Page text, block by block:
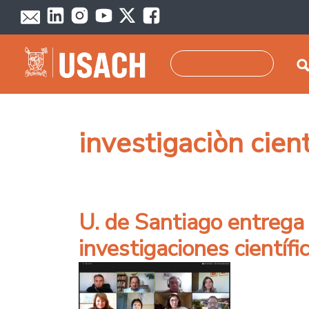
Pasar al contenido principal
investigaciòn
U. de Santiago
investigaciones